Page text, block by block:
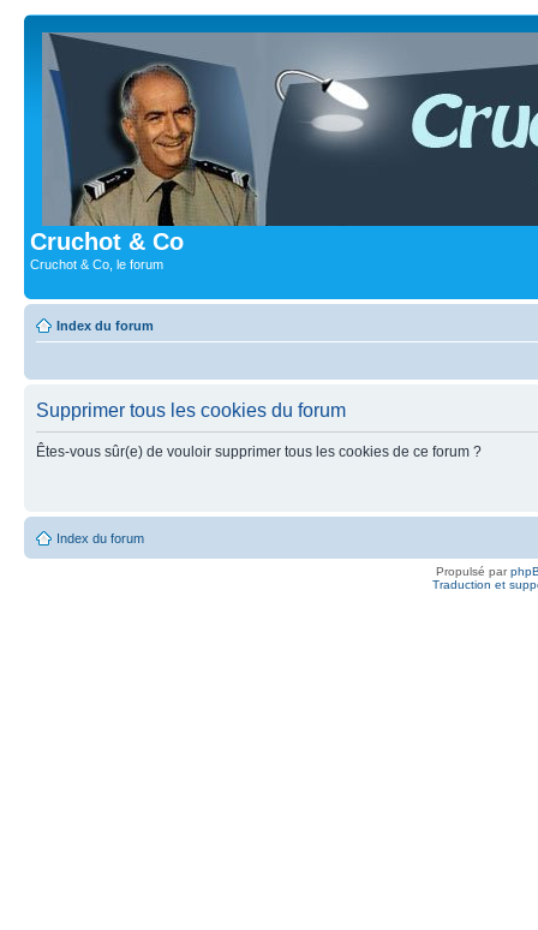
Cruchot & Co
Cruchot & Co, le forum
Index du forum
Supprimer tous les cookies du forum
Êtes-vous sûr(e) de vouloir supprimer tous les cookies de ce forum ?
Index du forum
Propulsé par
Traduction et